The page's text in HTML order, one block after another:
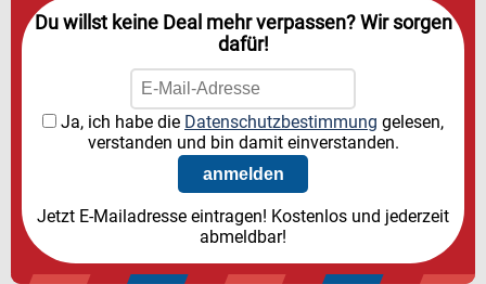
Du willst keine Deal mehr verpassen? Wir sorgen
dafür!
Ja, ich habe die Datenschutzbestimmung gelesen,
verstanden und bin damit einverstanden.
Jetzt E-Mailadresse eintragen! Kostenlos und jederzeit
abmeldbar!